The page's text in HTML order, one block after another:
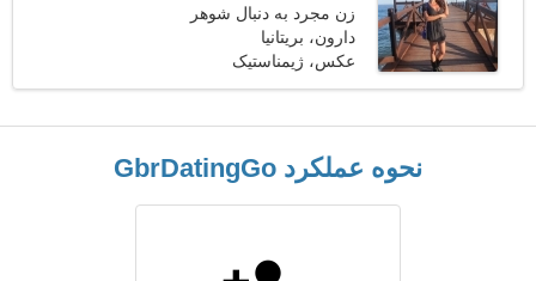
زن مجرد به دنبال شوهر
دارون، بریتانیا
عکس، ژیمناستیک
نحوه عملکرد GbrDatingGo